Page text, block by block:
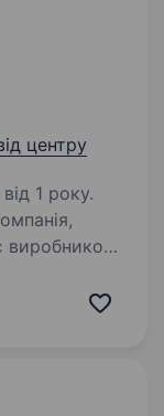
центру
1 року.
виробником